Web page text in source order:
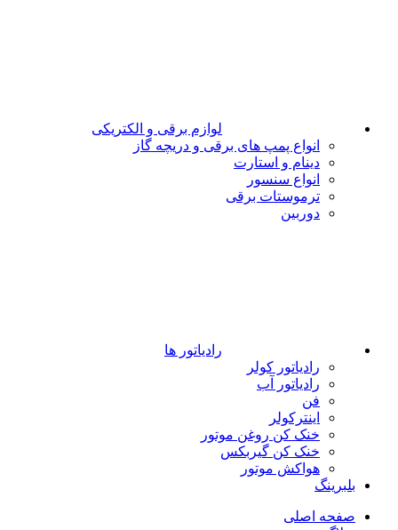
لوازم برقی و الکتریکی
انواع پمپ های برقی و دریچه گاز
دینام و استارت
انواع سنسور
ترموستات برقی
دوربین
رادیاتور ها
رادیاتور کولر
رادیاتور آب
فن
اینترکولر
خنک کن روغن موتور
خنک کن گیربکس
هواکش موتور
بلبرینگ
صفحه اصلی